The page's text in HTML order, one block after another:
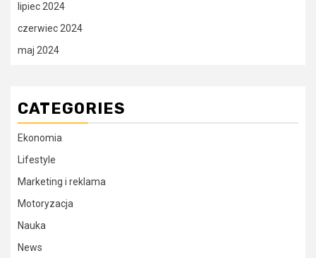
lipiec 2024
czerwiec 2024
maj 2024
CATEGORIES
Ekonomia
Lifestyle
Marketing i reklama
Motoryzacja
Nauka
News